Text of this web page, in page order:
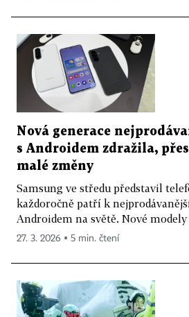
Nová generace
s Androidem zdražila,
malé změny
Samsung ve středu představil
každoročně patří k
Androidem na světě. Nové modely
27. 3. 2026 ▪ 5 min. čtení